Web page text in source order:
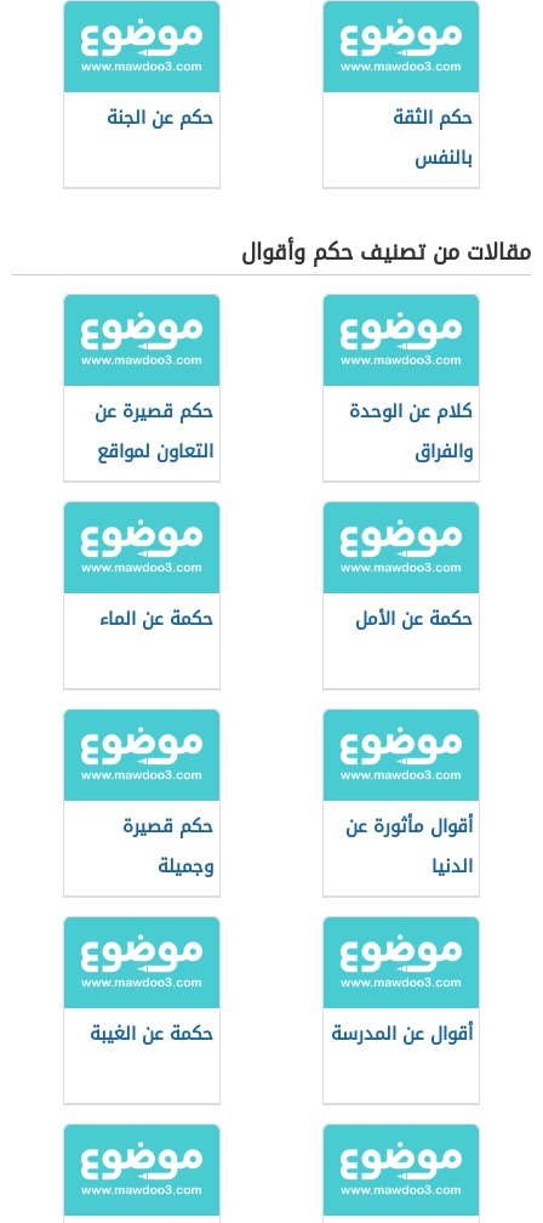
حكم الثقة
بالنفس
حكم عن الجنة
مقالات من تصنيف حكم وأقوال
كلام عن الوحدة
والفراق
حكم قصيرة عن
التعاون لمواقع
التواصل
الاجتماعي
حكمة عن الأمل حكمة عن الماء
أقوال مأثورة عن
الدنيا
حكم قصيرة
وجميلة
أقوال عن المدرسة حكمة عن الغيبة